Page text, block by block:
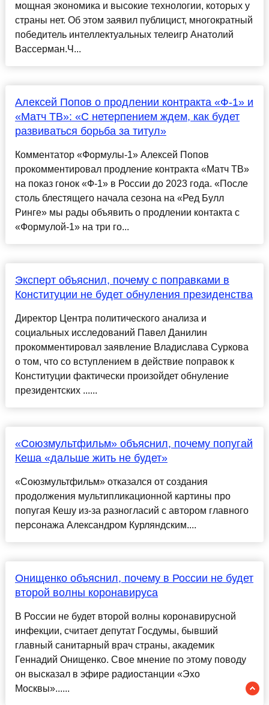
мощная экономика и высокие технологии, которых у
страны нет. Об этом заявил публицист, многократный
победитель интеллектуальных телеигр Анатолий
Вассерман.Ч...
Алексей Попов о продлении контракта «Ф-1» и
«Матч ТВ»: «С нетерпением ждем, как будет
развиваться борьба за титул»
Комментатор «Формулы-1» Алексей Попов
прокомментировал продление контракта «Матч ТВ»
на показ гонок «Ф-1» в России до 2023 года. «После
столь блестящего начала сезона на «Ред Булл
Ринге» мы рады объявить о продлении контакта с
«Формулой-1» на три го...
Эксперт объяснил, почему с поправками в
Конституции не будет обнуления президенства
Директор Центра политического анализа и
социальных исследований Павел Данилин
прокомментировал заявление Владислава Суркова
о том, что со вступлением в действие поправок к
Конституции фактически произойдет обнуление
президентских ......
«Союзмультфильм» объяснил, почему попугай
Кеша «дальше жить не будет»
«Союзмультфильм» отказался от создания
продолжения мультипликационной картины про
попугая Кешу из-за разногласий с автором главного
персонажа Александром Курляндским....
Онищенко объяснил, почему в России не будет
второй волны коронавируса
В России не будет второй волны коронавирусной
инфекции, считает депутат Госдумы, бывший
главный санитарный врач страны, академик
Геннадий Онищенко. Свое мнение по этому поводу
он высказал в эфире радиостанции «Эхо
Москвы»......